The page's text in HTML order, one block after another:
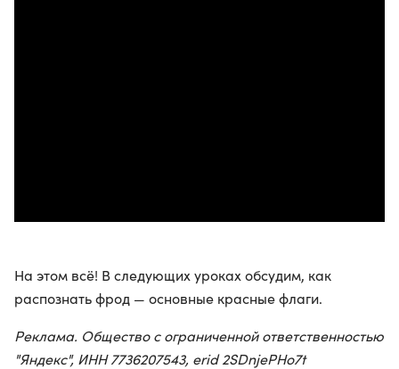
На этом всё! В следующих уроках обсудим, как
распознать фрод — основные красные флаги.
Реклама. Общество с ограниченной ответственностью
"Яндекс", ИНН 7736207543, erid 2SDnjePHo7t